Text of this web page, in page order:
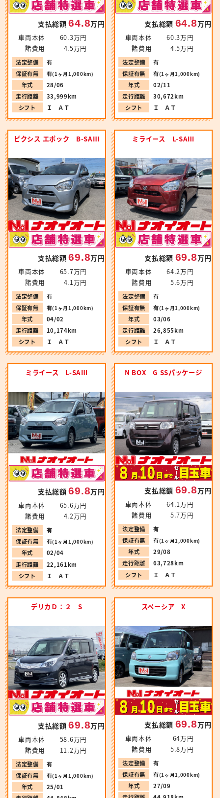
支払総額64.8万円
車両本体
60.3万円
諸費用
4.5万円
法定整備
有
保証有無
有(1ヶ月1,000km)
年式
28/06
走行距離
33,999km
シフト
Ｉ ＡＴ
支払総額 64.8万円
車両本体
60.3万円
諸費用
4.5万円
法定整備
有
保証有無
有(1ヶ月1,000km)
年式
02/11
走行距離
30,672km
シフト
Ｉ ＡＴ
ピクシス エポック B-SAⅢ
支払総額69.8万円
車両本体
65.7万円
諸費用
4.1万円
法定整備
有
保証有無
有(1ヶ月1,000km)
年式
04/02
走行距離
10,174km
シフト
Ｉ ＡＴ
ミライース L-SAⅢ
支払総額 69.8万円
車両本体
64.2万円
諸費用
5.6万円
法定整備
有
保証有無
有(1ヶ月1,000km)
年式
03/06
走行距離
26,855km
シフト
Ｉ ＡＴ
ミライース L-SAⅢ
支払総額69.8万円
車両本体
65.6万円
諸費用
4.2万円
法定整備
有
保証有無
有(1ヶ月1,000km)
年式
02/04
走行距離
22,161km
シフト
Ｉ ＡＴ
N BOX G SSパッケージ
支払総額 69.8万円
車両本体
64.1万円
諸費用
5.7万円
法定整備
有
保証有無
有(1ヶ月1,000km)
年式
29/08
走行距離
63,728km
シフト
Ｉ ＡＴ
デリカＤ：２ S
支払総額69.8万円
車両本体
58.6万円
諸費用
11.2万円
法定整備
有
保証有無
有(1ヶ月1,000km)
年式
25/01
スペーシア X
支払総額 69.8万円
車両本体
64万円
諸費用
5.8万円
法定整備
有
保証有無
有(1ヶ月1,000km)
年式
27/09